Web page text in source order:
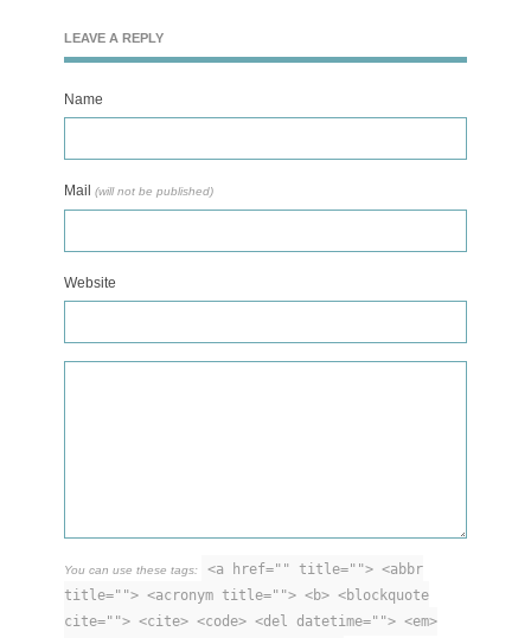
LEAVE A REPLY
Name
Mail (will not be published)
Website
You can use these tags:
<a href="" title=""> <abbr
title=""> <acronym title=""> <b> <blockquote
cite=""> <cite> <code> <del datetime=""> <em>